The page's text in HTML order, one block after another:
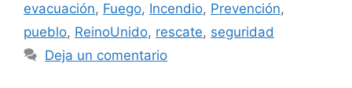
evacuación, Fuego, Incendio, Prevención,
pueblo, ReinoUnido, rescate, seguridad
Deja un comentario